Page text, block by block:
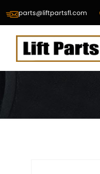
parts@liftpartsfl.com